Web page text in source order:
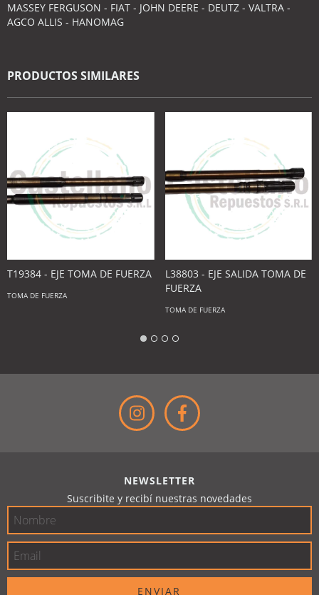
MASSEY FERGUSON - FIAT - JOHN DEERE - DEUTZ - VALTRA -
AGCO ALLIS - HANOMAG
PRODUCTOS SIMILARES
T19384 - EJE TOMA DE FUERZA
TOMA DE FUERZA
L38803 - EJE SALIDA TOMA DE
FUERZA
TOMA DE FUERZA
NEWSLETTER
Suscribite y recibí nuestras novedades